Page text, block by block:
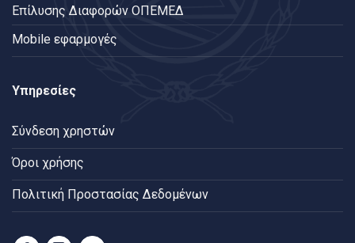
Επίλυσης Διαφορών ΟΠΕΜΕΔ
Mobile εφαρμογές
Υπηρεσίες
Σύνδεση χρηστών
Όροι χρήσης
Πολιτική Προστασίας Δεδομένων